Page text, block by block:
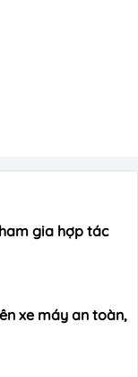
gia hợp tác
xe máy an toàn,